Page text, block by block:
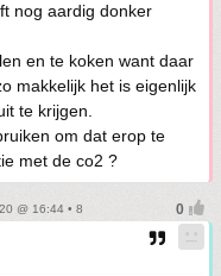
nog aardig donker
en te koken want daar
makkelijk het is eigenlijk
te krijgen.
om dat erop te
met de co2 ?
@ 16:44 • 8